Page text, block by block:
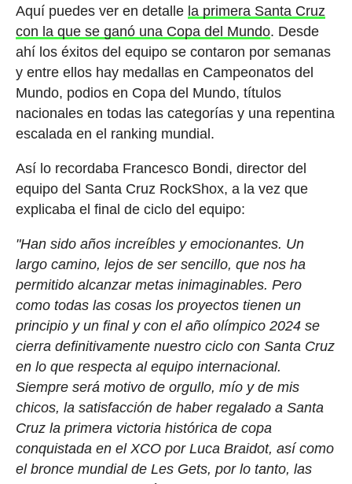
Aquí puedes ver en detalle la primera Santa Cruz
con la que se ganó una Copa del Mundo. Desde
ahí los éxitos del equipo se contaron por semanas
y entre ellos hay medallas en Campeonatos del
Mundo, podios en Copa del Mundo, títulos
nacionales en todas las categorías y una repentina
escalada en el ranking mundial.
Así lo recordaba Francesco Bondi, director del
equipo del Santa Cruz RockShox, a la vez que
explicaba el final de ciclo del equipo:
"Han sido años increíbles y emocionantes. Un
largo camino, lejos de ser sencillo, que nos ha
permitido alcanzar metas inimaginables. Pero
como todas las cosas los proyectos tienen un
principio y un final y con el año olímpico 2024 se
cierra definitivamente nuestro ciclo con Santa Cruz
en lo que respecta al equipo internacional.
Siempre será motivo de orgullo, mío y de mis
chicos, la satisfacción de haber regalado a Santa
Cruz la primera victoria histórica de copa
conquistada en el XCO por Luca Braidot, así como
el bronce mundial de Les Gets, por lo tanto, las